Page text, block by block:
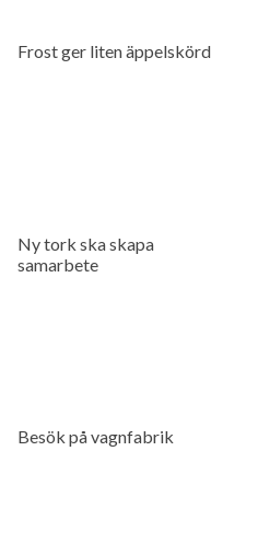
Frost ger liten äppelskörd
Ny tork ska skapa
samarbete
Besök på vagnfabrik